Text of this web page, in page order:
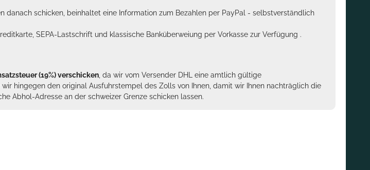
schicken, beinhaltet eine Information zum Bezahlen per PayPal - selbstverständlich
SEPA-Lastschrift und klassische Banküberweiung per Vorkasse zur Verfügung .
(19%) verschicken , da wir vom Versender DHL eine amtlich gültige
hingegen den original Ausfuhrstempel des Zolls von Ihnen, damit wir Ihnen nachträglich die
Abhol-Adresse an der schweizer Grenze schicken lassen.